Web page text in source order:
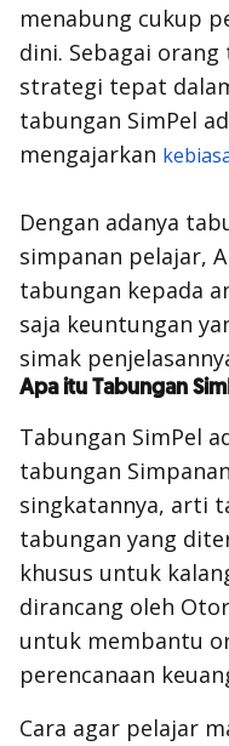
menabung cukup
dini. Sebagai
strategi tepat
tabungan SimPel
mengajarkan
Dengan adanya
simpanan pelajar,
tabungan kepada
saja keuntungan
simak
Apa itu Tabungan
Tabungan SimPel
tabungan
singkatannya, arti
tabungan yang
khusus untuk
dirancang oleh
untuk membantu
perencanaan
Cara agar pelajar